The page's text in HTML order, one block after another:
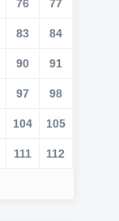
76 77
83 84
90 91
97 98
104 105
111 112